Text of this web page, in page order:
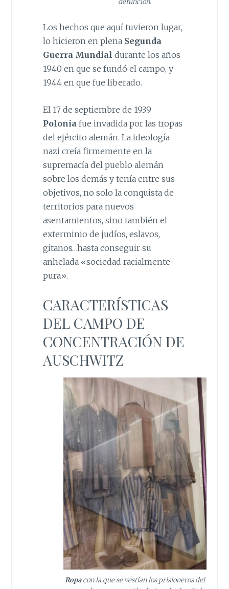
Los hechos que aquí tuvieron lugar,
lo hicieron en plena Segunda
Guerra Mundial durante los años
1940 en que se fundó el campo, y
1944 en que fue liberado.
El 17 de septiembre de 1939
Polonia fue invadida por las tropas
del ejército alemán. La ideología
nazi creía firmemente en la
supremacía del pueblo alemán
sobre los demás y tenía entre sus
objetivos, no solo la conquista de
territorios para nuevos
asentamientos, sino también el
exterminio de judíos, eslavos,
gitanos…hasta conseguir su
anhelada «sociedad racialmente
pura».
CARACTERÍSTICAS
DEL CAMPO DE
CONCENTRACIÓN DE
AUSCHWITZ
Ropacon la que se vestían los prisioneros del